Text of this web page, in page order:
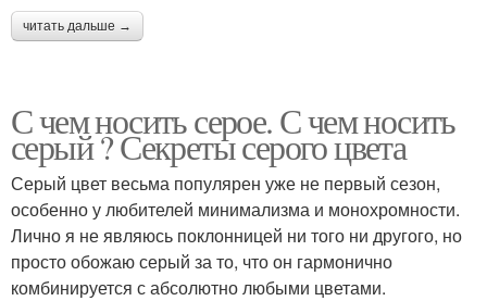
читать дальше →
С чем носить серое. С чем носить
серый ? Секреты серого цвета
Серый цвет весьма популярен уже не первый сезон,
особенно у любителей минимализма и монохромности.
Лично я не являюсь поклонницей ни того ни другого, но
просто обожаю серый за то, что он гармонично
комбинируется с абсолютно любыми цветами.